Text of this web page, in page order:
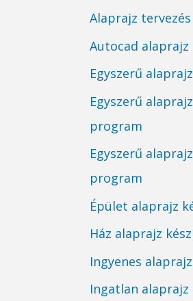
Alaprajz
Autocad alaprajz
Egyszerű alaprajz
Egyszerű
program
Egyszerű
program
Épület alaprajz
Ház alaprajz
Ingyenes
Ingatlan alaprajz